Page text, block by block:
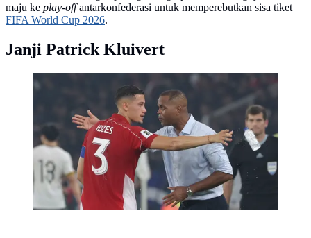
maju ke play-offantarkonfederasi untuk memperebutkan sisa tiket
FIFA World Cup 2026.
Janji Patrick Kluivert
Kapten Timnas Indonesia, Jay Noah Idzes
(kiri), berdiskusi dengan pelatih Patrick Kluivert saat
laga melawan China dalam laga Kualifikasi Piala Dunia
2026 zona Asia di Stadion Utama Gelora Bung Karno
(SUGBK) Senayan, Jakarta, Kamis (5/6/2025).
(Bola.com/M. Iqbal Ichsan)